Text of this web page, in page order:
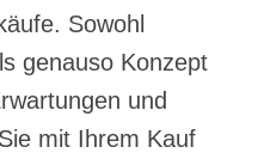
Sowohl
genauso Konzept
und
mit Ihrem Kauf